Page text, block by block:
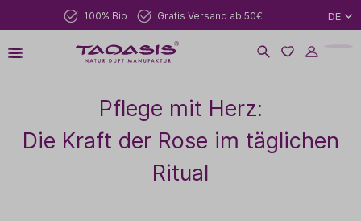
100% Bio Gratis Versand ab 50€ DE
Pflege mit Herz:
Die Kraft der Rose im täglichen
Ritual